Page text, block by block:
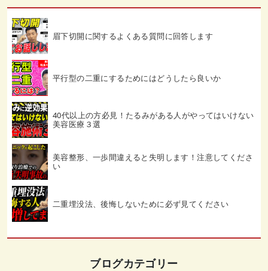
眉下切開に関するよくある質問に回答します
平行型の二重にするためにはどうしたら良いか
40代以上の方必見！たるみがある人がやってはいけない
美容医療３選
美容整形、一歩間違えると失明します！注意してくださ
い
二重埋没法、後悔しないために必ず見てください
ブログカテゴリー